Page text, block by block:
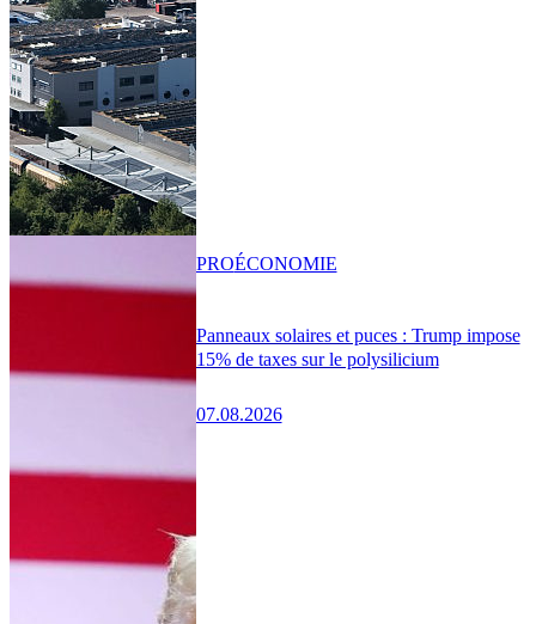
Panneaux solaires et puces : Trump impose
15% de taxes sur le polysilicium
07.08.2026
PROÉCONOMIE